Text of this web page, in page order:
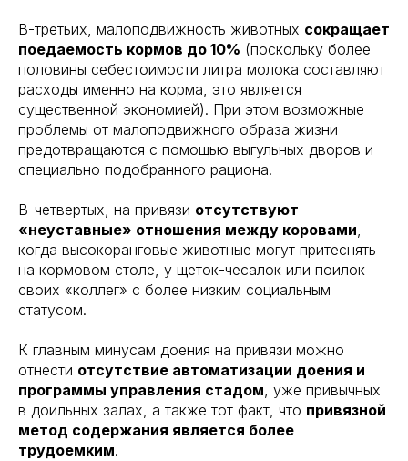
В-третьих, малоподвижность животных сокращает
поедаемость кормов до 10% (поскольку более
половины себестоимости литра молока составляют
расходы именно на корма, это является
существенной экономией). При этом возможные
проблемы от малоподвижного образа жизни
предотвращаются с помощью выгульных дворов и
специально подобранного рациона.
В-четвертых, на привязи отсутствуют
«неуставные» отношения между коровами,
когда высокоранговые животные могут притеснять
на кормовом столе, у щеток-чесалок или поилок
своих «коллег» с более низким социальным
статусом.
К главным минусам доения на привязи можно
отнести отсутствие автоматизации доения и
программы управления стадом, уже привычных
в доильных залах, а также тот факт, что привязной
метод содержания является более
трудоемким.